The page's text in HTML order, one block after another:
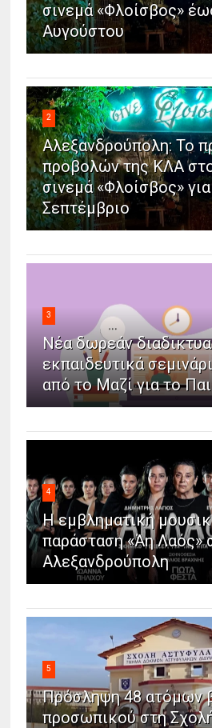
σινεμά «Φλοίσβος»
Αυγούστου
2
Αλεξανδρούπολη: Το
προβολών της ΚΛΑ
σινεμά «Φλοίσβος»
Σεπτέμβριο
3
Νέα δωρεάν
εκπαιδευτικά
από το Μαζί για το
4
Η εμβληματική
παράσταση «Άη Λαός»
Αλεξανδρούπολη
5
Πρόσληψη 48 ατόμων
προσωπικού στη